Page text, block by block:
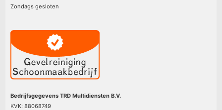
Zondags gesloten
Bedrijfsgegevens TRD Multidiensten B.V.
KVK: 88068749